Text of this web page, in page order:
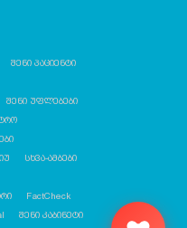
შენი პაციენტი
შენი უფლებები
სხვა-ამბები
FactCheck
შენი კაბინეტი